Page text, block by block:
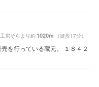
房そらより約1020m （徒歩17分）
を行っている蔵元。 １８４２